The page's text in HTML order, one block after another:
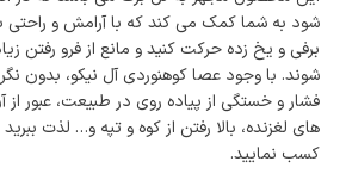
شود به شما کمک می کند که با آرامش و راحتی
برفی و یخ زده حرکت کنید و مانع از فرو رفتن
شوند. با وجود عصا کوهنوردی آل نیکو، بدون
فشار و خستگی از پیاده روی در طبیعت، عبور از
های لغزنده، بالا رفتن از کوه و تپه و… لذت
کسب نمایید.